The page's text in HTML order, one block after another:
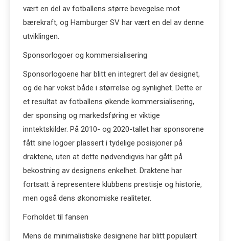
vært en del av fotballens større bevegelse mot
bærekraft, og Hamburger SV har vært en del av denne
utviklingen.
Sponsorlogoer og kommersialisering
Sponsorlogoene har blitt en integrert del av designet,
og de har vokst både i størrelse og synlighet. Dette er
et resultat av fotballens økende kommersialisering,
der sponsing og markedsføring er viktige
inntektskilder. På 2010- og 2020-tallet har sponsorene
fått sine logoer plassert i tydelige posisjoner på
draktene, uten at dette nødvendigvis har gått på
bekostning av designens enkelhet. Draktene har
fortsatt å representere klubbens prestisje og historie,
men også dens økonomiske realiteter.
Forholdet til fansen
Mens de minimalistiske designene har blitt populært